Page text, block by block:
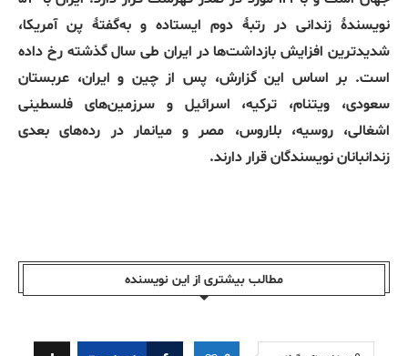
نویسندهٔ زندانی در رتبهٔ دوم ایستاده و به‌گفتۀ پن آمریکا،
شدیدترین افزایش بازداشت‌ها در ایران طی سال گذشته رخ داده
است. بر اساس این گزارش، پس از چین و ایران، عربستان
سعودی، ویتنام، ترکیه، اسرائیل و سرزمین‌های فلسطینی
اشغالی، روسیه، بلاروس، مصر و میانمار در رده‌های بعدی
زندانبانان نویسندگان قرار دارند.
مطالب بیشتری از این نویسندە